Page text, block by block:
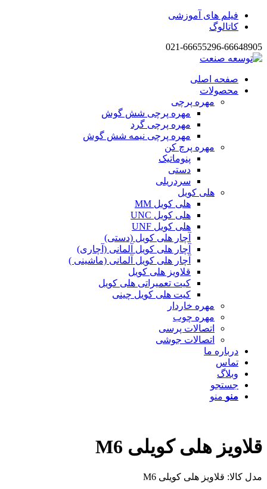
فیلم های آموزشی
کاتالوگ
021-66655296-66648905
صفحه اصلی
محصولات
مهره پرچی
مهره پرچی شش گوش
مهره پرچی گرد
مهره پرچی نیمه شش گوش
مهره پرچ کن
پنوماتیک
دستی
سردریلی
هلی کویل
هلی کویل MM
هلی کویل UNC
هلی کویل UNF
آچار هلی کویل (دستی)
آچار هلی کویل آلمانی (آچاری)
آچار هلی کویل آلمانی (ماشینی )
قلاویز هلی کویل
کیت تعمیراتی هلی کویل
کیت هلی کویل چینی
مهره خاردار
مهره چوب
اتصالات پرسی
اتصالات جوشی
درباره ما
تماس
وبلاگ
جستجو
منو منو
قلاویز هلی کویلی M6
مدل کالا: قلاویز هلی کویلی M6